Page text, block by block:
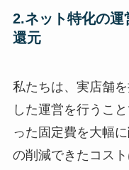
2.ネット特化の運
還元
私たちは、実店舗
した運営を行うこ
った固定費を大幅
の削減できたコス